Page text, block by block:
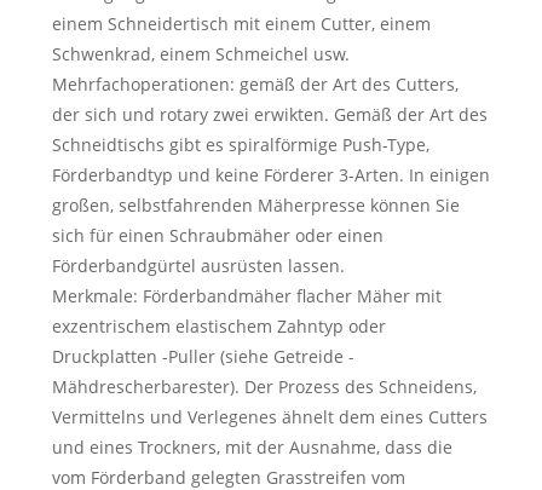
einem Schneidertisch mit einem Cutter, einem
Schwenkrad, einem Schmeichel usw.
Mehrfachoperationen: gemäß der Art des Cutters,
der sich und rotary zwei erwikten. Gemäß der Art des
Schneidtischs gibt es spiralförmige Push-Type,
Förderbandtyp und keine Förderer 3-Arten. In einigen
großen, selbstfahrenden Mäherpresse können Sie
sich für einen Schraubmäher oder einen
Förderbandgürtel ausrüsten lassen.
Merkmale: Förderbandmäher flacher Mäher mit
exzentrischem elastischem Zahntyp oder
Druckplatten -Puller (siehe Getreide -
Mähdrescherbarester). Der Prozess des Schneidens,
Vermittelns und Verlegenes ähnelt dem eines Cutters
und eines Trockners, mit der Ausnahme, dass die
vom Förderband gelegten Grasstreifen vom